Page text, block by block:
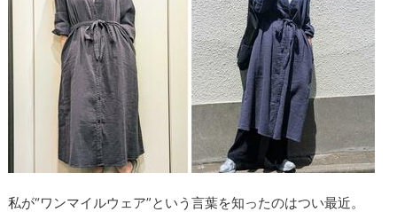
私が“ワンマイルウェア”という言葉を知ったのはつい最近。